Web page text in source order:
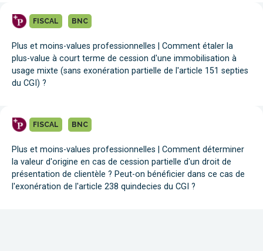
FISCAL BNC
Plus et moins-values professionnelles | Comment étaler la
plus-value à court terme de cession d'une immobilisation à
usage mixte (sans exonération partielle de l'article 151 septies
du CGI) ?
FISCAL BNC
Plus et moins-values professionnelles | Comment déterminer
la valeur d'origine en cas de cession partielle d'un droit de
présentation de clientèle ? Peut-on bénéficier dans ce cas de
l'exonération de l'article 238 quindecies du CGI ?